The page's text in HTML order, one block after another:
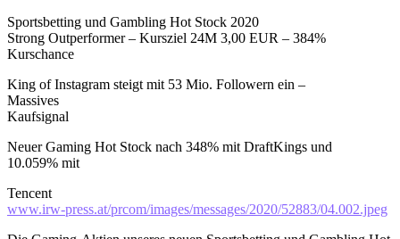
Sportsbetting und Gambling Hot Stock 2020
Strong Outperformer – Kursziel 24M 3,00 EUR – 384%
Kurschance
King of Instagram steigt mit 53 Mio. Followern ein –
Massives
Kaufsignal
Neuer Gaming Hot Stock nach 348% mit DraftKings und
10.059% mit
Tencent
www.irw-press.at/prcom/images/messages/2020/52883/04.002.jpeg